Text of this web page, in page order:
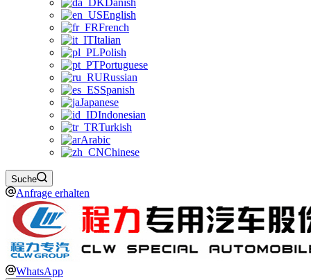
English
French
Italian
Polish
Portuguese
Russian
Spanish
Japanese
Indonesian
Turkish
Arabic
Chinese
Suche
Anfrage erhalten
WhatsApp